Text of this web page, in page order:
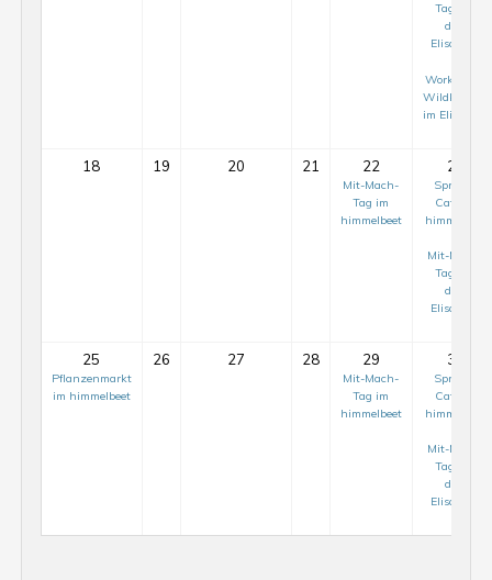
Tag auf
dem
ElisaBeet
Workshop |
Wildkräuter
im ElisaBeet
18 19 20 21 22
Mit-Mach-
Tag im
himmelbeet
23
Sprach-
Café im
himmelbeet
Mit-Mach-
Tag auf
dem
ElisaBeet
25
Pflanzenmarkt
im himmelbeet
26 27 28 29
Mit-Mach-
Tag im
himmelbeet
30
Sprach-
Café im
himmelbeet
Mit-Mach-
Tag auf
dem
ElisaBeet